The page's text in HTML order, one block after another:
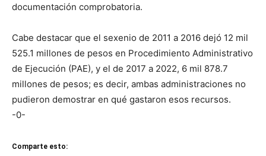
documentación comprobatoria.
Cabe destacar que el sexenio de 2011 a 2016 dejó 12 mil
525.1 millones de pesos en Procedimiento Administrativo
de Ejecución (PAE), y el de 2017 a 2022, 6 mil 878.7
millones de pesos; es decir, ambas administraciones no
pudieron demostrar en qué gastaron esos recursos.
-0-
Comparte esto: